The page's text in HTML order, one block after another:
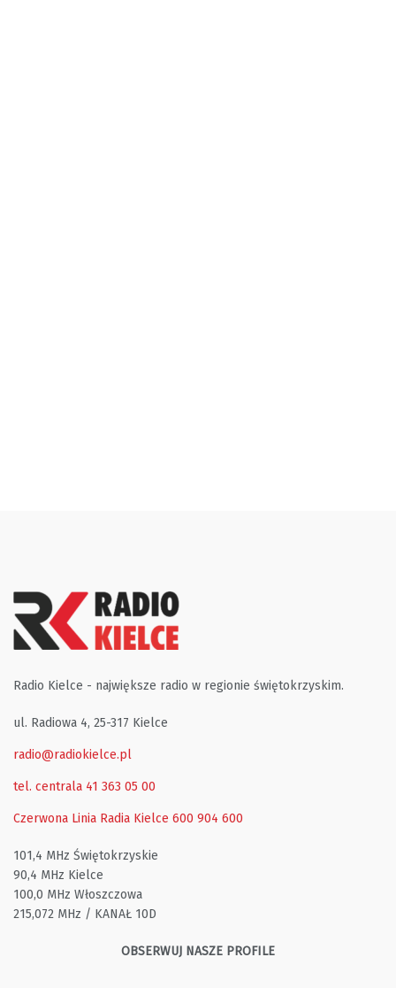
Radio Kielce - największe radio w regionie świętokrzyskim.
ul. Radiowa 4, 25-317 Kielce
radio@radiokielce.pl
tel. centrala 41 363 05 00
Czerwona Linia Radia Kielce 600 904 600
101,4 MHz Świętokrzyskie
90,4 MHz Kielce
100,0 MHz Włoszczowa
215,072 MHz / KANAŁ 10D
OBSERWUJ NASZE PROFILE